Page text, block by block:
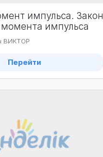
импульса. Закон
импульса
ВИКТОР
Перейти